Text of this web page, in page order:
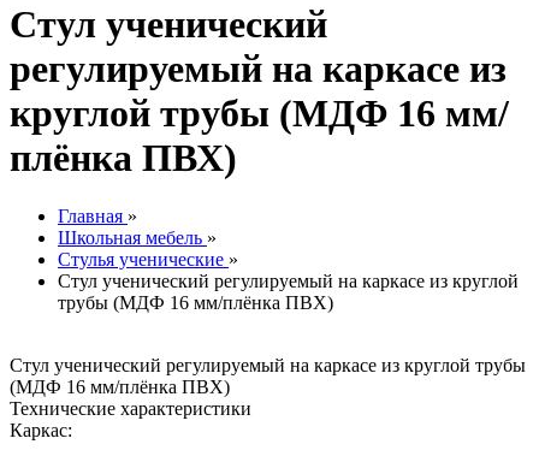
Стул ученический
регулируемый на каркасе из
круглой трубы (МДФ 16 мм/
плёнка ПВХ)
Главная »
Школьная мебель »
Стулья ученические »
Стул ученический регулируемый на каркасе из круглой
трубы (МДФ 16 мм/плёнка ПВХ)
Стул ученический регулируемый на каркасе из круглой трубы
(МДФ 16 мм/плёнка ПВХ)
Технические характеристики
Каркас: